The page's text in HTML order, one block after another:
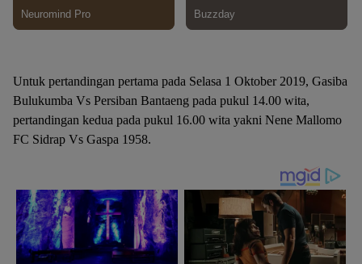
Untuk pertandingan pertama pada Selasa 1 Oktober 2019, Gasiba
Bulukumba Vs Persiban Bantaeng pada pukul 14.00 wita,
pertandingan kedua pada pukul 16.00 wita yakni Nene Mallomo
FC Sidrap Vs Gaspa 1958.